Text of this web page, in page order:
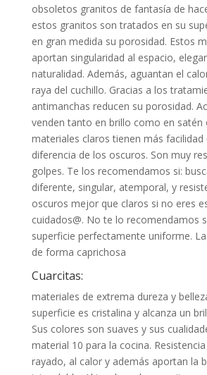
obsoletos granitos de fantasía de
estos granitos son tratados en su
en gran medida su porosidad. Estos
aportan singularidad al espacio,
naturalidad. Además, aguantan el
raya del cuchillo. Gracias a los
antimanchas reducen su porosidad.
venden tanto en brillo como en satén
materiales claros tienen más facilidad
diferencia de los oscuros. Son muy
golpes. Te los recomendamos si:
diferente, singular, atemporal, y
oscuros mejor que claros si no eres
cuidados@. No te lo recomendamos
superficie perfectamente uniforme.
de forma caprichosa
Cuarcitas:
materiales de extrema dureza y
superficie es cristalina y alcanza un
Sus colores son suaves y sus
material 10 para la cocina.
rayado, al calor y además aportan la